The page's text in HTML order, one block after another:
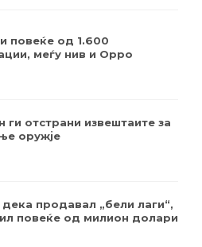
повеќе од 1.600
меѓу нив и Oppo
ги отстрани извештаите за
оружје
продавал „бели лаги“,
повеќе од милион долари